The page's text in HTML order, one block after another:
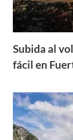
Subida al
fácil en